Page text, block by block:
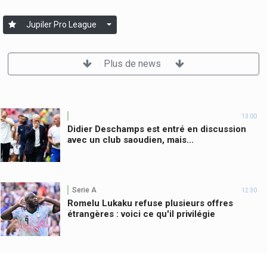
Jupiler Pro League
Plus de news
13:00
Didier Deschamps est entré en discussion
avec un club saoudien, mais...
Serie A 12:30
Romelu Lukaku refuse plusieurs offres
étrangères : voici ce qu'il privilégie